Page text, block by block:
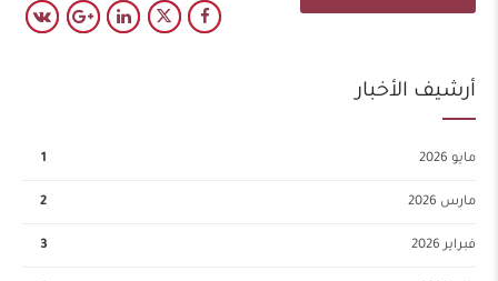
أرشيف الأخبار
مايو 2026 1
مارس 2026 2
فبراير 2026 3